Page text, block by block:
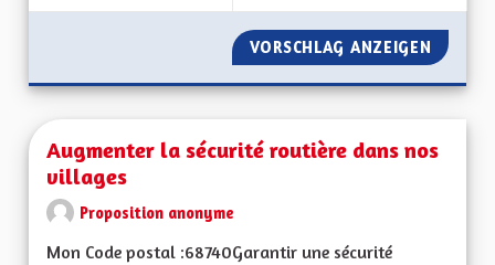
VORSCHLAG ANZEIGEN
Augmenter la sécurité routière dans nos
villages
Proposition anonyme
Mon Code postal :68740Garantir une sécurité